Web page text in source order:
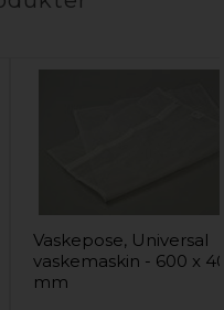
Vaskepose, Universal
vaskemaskin - 600 x
mm